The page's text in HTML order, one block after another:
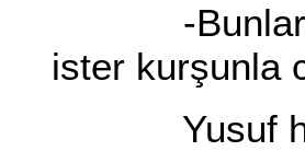
-Bunlar için
ister kurşunla
Yusuf hiç